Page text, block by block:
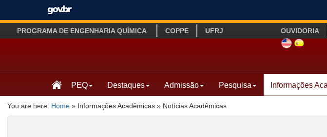
PROGRAMA DE ENGENHARIA QUÍMICA COPPE UFRJ OUVIDORIA
SITE INGLÊS
LINK SITE
PEQ Destaques Admissão Pesquisa Informações
You are here: Home » Informações Acadêmicas » Notícias Acadêmicas